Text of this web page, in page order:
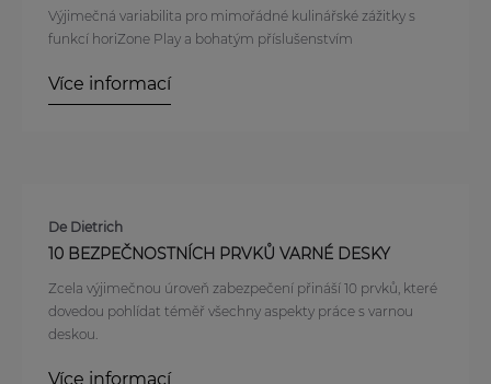
Výjimečná variabilita pro mimořádné kulinářské zážitky s
funkcí horiZone Play a bohatým příslušenstvím
Více informací
De Dietrich
10 BEZPEČNOSTNÍCH PRVKŮ VARNÉ DESKY
Zcela výjimečnou úroveň zabezpečení přináší 10 prvků, které
dovedou pohlídat téměř všechny aspekty práce s varnou
deskou.
Více informací